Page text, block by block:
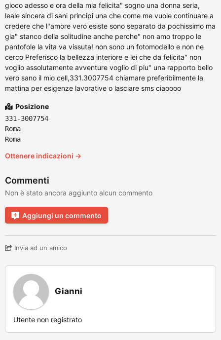
gioco adesso e ora della mia felicita" sogno una donna seria,
leale sincera di sani principi una che come me vuole continuare a
credere che l"amore vero esiste sono separato da pochissimo ma
gia" stanco della solitudine anche perche" non amo troppo le
pantofole la vita va vissuta! non sono un fotomodello e non ne
cerco Preferisco la bellezza interiore e lei che da felicita" non
voglio assolutamente avventure voglio di piu" una rapporto bello
vero sano il mio cell,331.3007754 chiamare preferibilmente la
mattina per esigenze lavorative o lasciare sms ciaoooo
Posizione
331-3007754
Roma
Roma
Ottenere indicazioni →
Commenti
Non è stato ancora aggiunto alcun commento
Aggiungi un commento
Invia ad un amico
Gianni
Utente non registrato